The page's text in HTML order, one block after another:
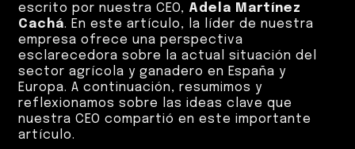
escrito por nuestra CEO, Adela Martínez
Cachá. En este artículo, la líder de nuestra
empresa ofrece una perspectiva
esclarecedora sobre la actual situación del
sector agrícola y ganadero en España y
Europa. A continuación, resumimos y
reflexionamos sobre las ideas clave que
nuestra CEO compartió en este importante
artículo.